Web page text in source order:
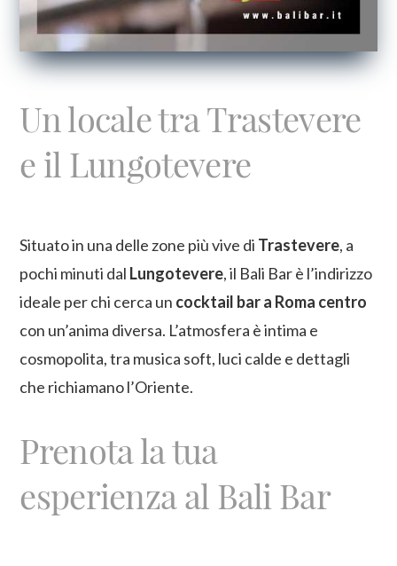
Un locale tra Trastevere
e il Lungotevere
Situato in una delle zone più vive di Trastevere, a
pochi minuti dal Lungotevere, il Bali Bar è l’indirizzo
ideale per chi cerca un cocktail bar a Roma centro
con un’anima diversa. L’atmosfera è intima e
cosmopolita, tra musica soft, luci calde e dettagli
che richiamano l’Oriente.
Prenota la tua
esperienza al Bali Bar